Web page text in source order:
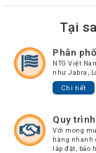
Fanvil
Phones
Grandstream
Góc
kỹ
Tại
Phân
NTG Việt
như Jabra,
Chi tiết
Quy
Với mong
hàng nhanh
lắp đặt, bảo